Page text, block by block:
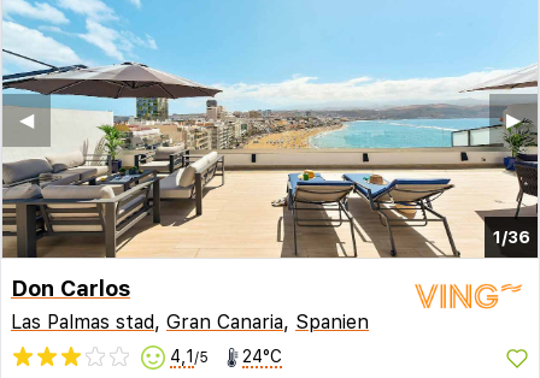
1/36
▶︎
◀︎
Don Carlos
Las Palmas stad, Gran Canaria, Spanien
4,1 /5 24°C